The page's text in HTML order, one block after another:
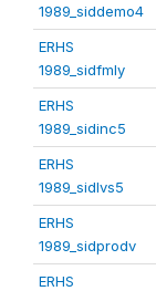
1989_siddemo4
ERHS
1989_sidfmly
ERHS
1989_sidinc5
ERHS
1989_sidlvs5
ERHS
1989_sidprodv
ERHS